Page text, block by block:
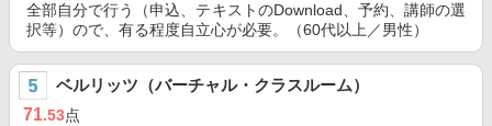
全部自分で行う（申込、テキストのDownload、予約、講師の選
択等）ので、有る程度自立心が必要。（60代以上／男性）
ベルリッツ（バーチャル・クラスルーム）
71.53点